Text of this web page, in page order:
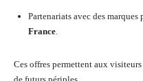
Partenariats avec des marques
France.
Ces offres permettent aux